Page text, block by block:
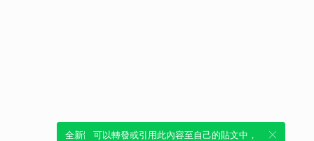
全新體驗！一鍵引用此內容，透過發布貼
可以轉發或引用此內容至自己的貼文中，